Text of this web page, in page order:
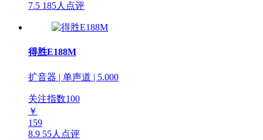
7.5 185人点评
得胜E188M
扩音器 | 单声道 | 5.000
关注指数100
￥
159
8.9 55人点评